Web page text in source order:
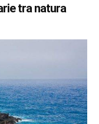
tra natura